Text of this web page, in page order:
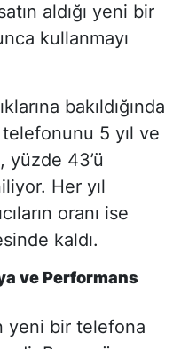
aldığı yeni bir
kullanmayı
bakıldığında
telefonunu 5 yıl ve
yüzde 43’ü
Her yıl
oranı ise
kaldı.
ve Performans
yeni bir telefona